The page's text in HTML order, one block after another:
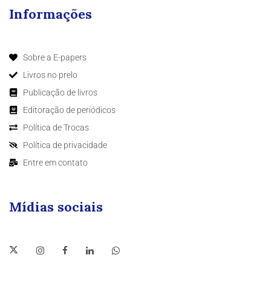
Informações
Sobre a E-papers
Livros no prelo
Publicação de livros
Editoração de periódicos
Política de Trocas
Política de privacidade
Entre em contato
Mídias sociais